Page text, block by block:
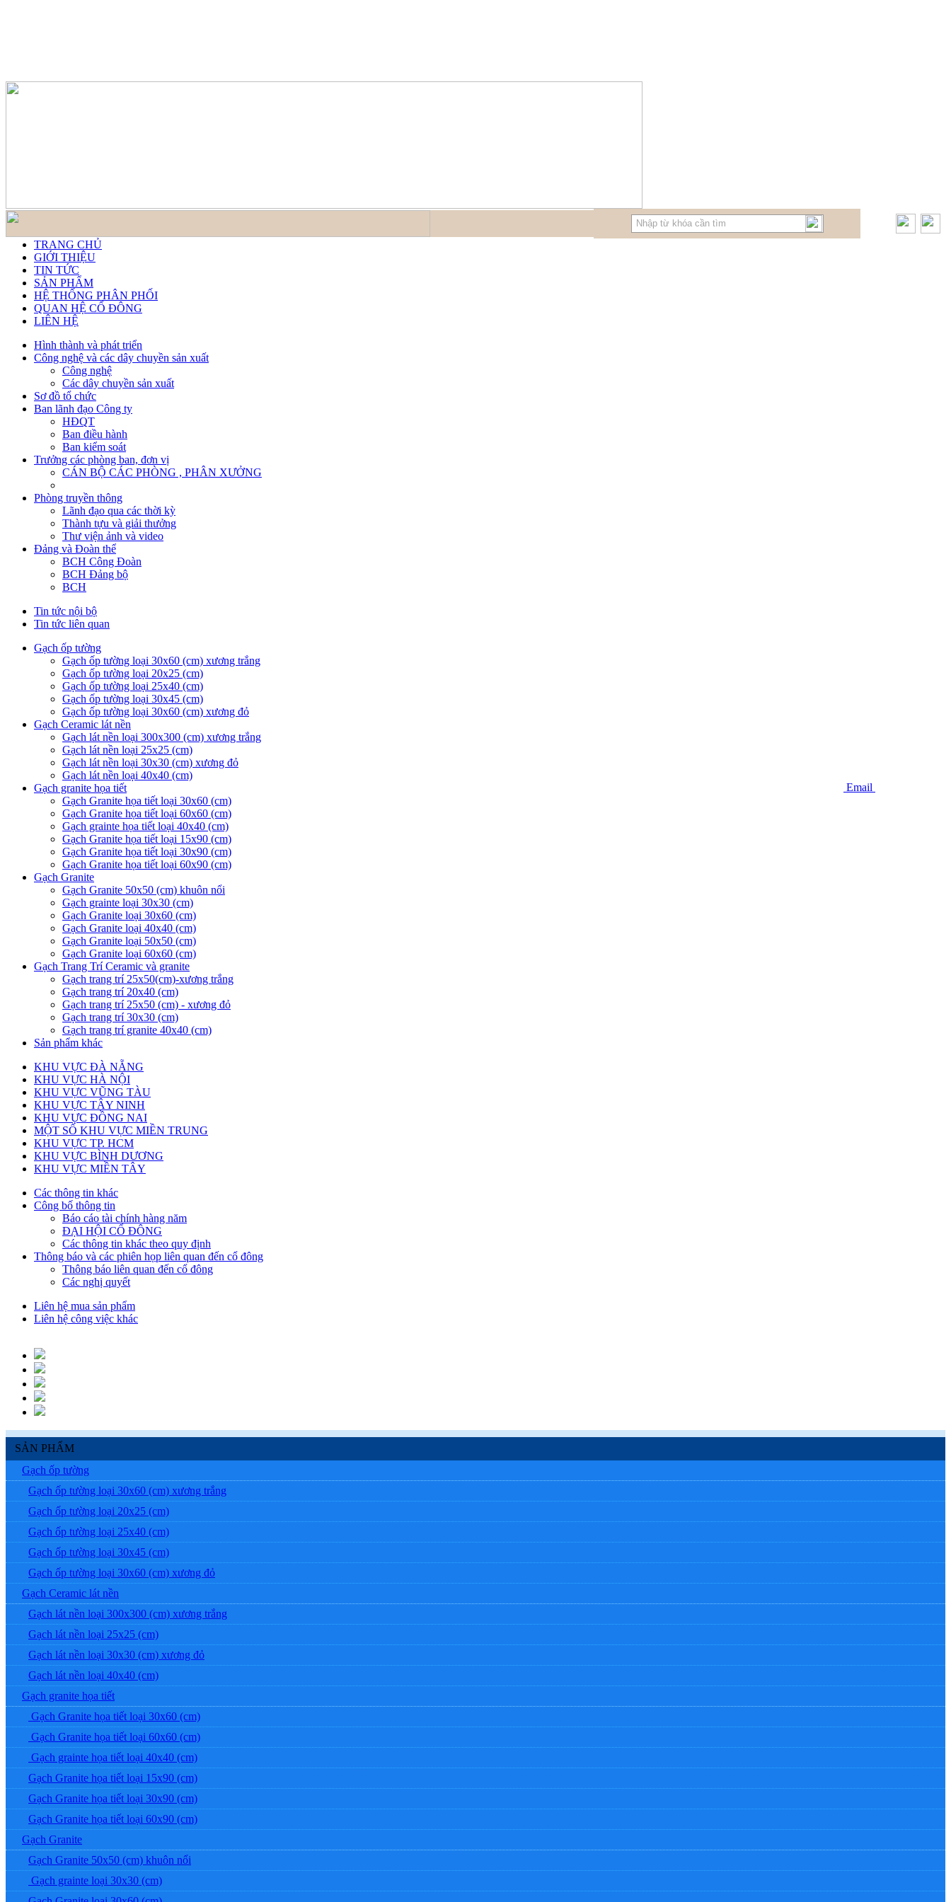
TRANG CHỦ
GIỚI THIỆU
TIN TỨC
SẢN PHẨM
HỆ THỐNG PHÂN PHỐI
QUAN HỆ CỔ ĐÔNG
LIÊN HỆ
Hình thành và phát triển
Công nghệ và các dây chuyền sản xuất
Công nghệ
Các dây chuyền sản xuất
Sơ đồ tổ chức
Ban lãnh đạo Công ty
HĐQT
Ban điều hành
Ban kiểm soát
Trưởng các phòng ban, đơn vị
CÁN BỘ CÁC PHÒNG , PHÂN XƯỞNG
Phòng truyền thông
Lãnh đạo qua các thời kỳ
Thành tựu và giải thưởng
Thư viện ảnh và video
Đảng và Đoàn thể
BCH Công Đoàn
BCH Đảng bộ
BCH
Tin tức nội bộ
Tin tức liên quan
Gạch ốp tường
Gạch ốp tường loại 30x60 (cm) xương trắng
Gạch ốp tường loại 20x25 (cm)
Gạch ốp tường loại 25x40 (cm)
Gạch ốp tường loại 30x45 (cm)
Gạch ốp tường loại 30x60 (cm) xương đỏ
Gạch Ceramic lát nền
Gạch lát nền loại 300x300 (cm) xương trắng
Gạch lát nền loại 25x25 (cm)
Gạch lát nền loại 30x30 (cm) xương đỏ
Gạch lát nền loại 40x40 (cm)
Gạch granite họa tiết
Gạch Granite họa tiết loại 30x60 (cm)
Gạch Granite họa tiết loại 60x60 (cm)
Gạch grainte họa tiết loại 40x40 (cm)
Gạch Granite họa tiết loại 15x90 (cm)
Gạch Granite họa tiết loại 30x90 (cm)
Gạch Granite họa tiết loại 60x90 (cm)
Gạch Granite
Gạch Granite 50x50 (cm) khuôn nổi
Gạch grainte loại 30x30 (cm)
Gạch Granite loại 30x60 (cm)
Gạch Granite loại 40x40 (cm)
Gạch Granite loại 50x50 (cm)
Gạch Granite loại 60x60 (cm)
Gạch Trang Trí Ceramic và granite
Gạch trang trí 25x50(cm)-xương trắng
Gạch trang trí 20x40 (cm)
Gạch trang trí 25x50 (cm) - xương đỏ
Gạch trang trí 30x30 (cm)
Gạch trang trí granite 40x40 (cm)
Sản phẩm khác
KHU VỰC ĐÀ NẴNG
KHU VỰC HÀ NỘI
KHU VỰC VŨNG TÀU
KHU VỰC TÂY NINH
KHU VỰC ĐỒNG NAI
MỘT SỐ KHU VỰC MIỀN TRUNG
KHU VỰC TP. HCM
KHU VỰC BÌNH DƯƠNG
KHU VỰC MIỀN TÂY
Các thông tin khác
Công bố thông tin
Báo cáo tài chính hàng năm
ĐẠI HỘI CỔ ĐÔNG
Các thông tin khác theo quy định
Thông báo và các phiên họp liên quan đến cổ đông
Thông báo liên quan đến cổ đông
Các nghị quyết
Liên hệ mua sản phẩm
Liên hệ công việc khác
Email
SẢN PHẨM
Gạch ốp tường
Gạch ốp tường loại 30x60 (cm) xương trắng
Gạch ốp tường loại 20x25 (cm)
Gạch ốp tường loại 25x40 (cm)
Gạch ốp tường loại 30x45 (cm)
Gạch ốp tường loại 30x60 (cm) xương đỏ
Gạch Ceramic lát nền
Gạch lát nền loại 300x300 (cm) xương trắng
Gạch lát nền loại 25x25 (cm)
Gạch lát nền loại 30x30 (cm) xương đỏ
Gạch lát nền loại 40x40 (cm)
Gạch granite họa tiết
Gạch Granite họa tiết loại 30x60 (cm)
Gạch Granite họa tiết loại 60x60 (cm)
Gạch grainte họa tiết loại 40x40 (cm)
Gạch Granite họa tiết loại 15x90 (cm)
Gạch Granite họa tiết loại 30x90 (cm)
Gạch Granite họa tiết loại 60x90 (cm)
Gạch Granite
Gạch Granite 50x50 (cm) khuôn nổi
Gạch grainte loại 30x30 (cm)